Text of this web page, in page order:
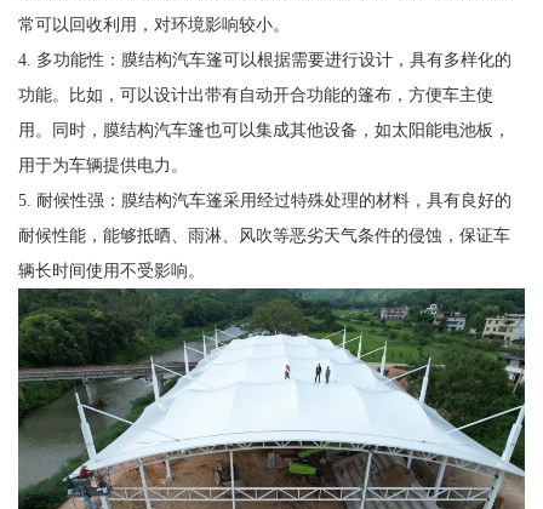
常可以回收利用，对环境影响较小。
4. 多功能性：膜结构汽车篷可以根据需要进行设计，具有多样化的
功能。比如，可以设计出带有自动开合功能的篷布，方便车主使
用。同时，膜结构汽车篷也可以集成其他设备，如太阳能电池板，
用于为车辆提供电力。
5. 耐候性强：膜结构汽车篷采用经过特殊处理的材料，具有良好的
耐候性能，能够抵晒、雨淋、风吹等恶劣天气条件的侵蚀，保证车
辆长时间使用不受影响。